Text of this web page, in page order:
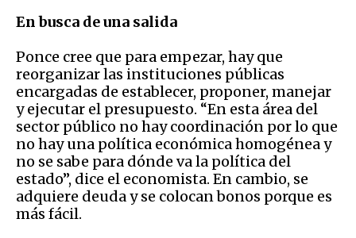
En busca de una salida
Ponce cree que para empezar, hay que
reorganizar las instituciones públicas
encargadas de establecer, proponer, manejar
y ejecutar el presupuesto. “En esta área del
sector público no hay coordinación por lo que
no hay una política económica homogénea y
no se sabe para dónde va la política del
estado”, dice el economista. En cambio, se
adquiere deuda y se colocan bonos porque es
más fácil.